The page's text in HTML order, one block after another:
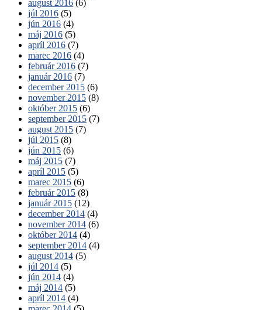
august 2016 (6)
júl 2016 (5)
jún 2016 (4)
máj 2016 (5)
apríl 2016 (7)
marec 2016 (4)
február 2016 (7)
január 2016 (7)
december 2015 (6)
november 2015 (8)
október 2015 (6)
september 2015 (7)
august 2015 (7)
júl 2015 (8)
jún 2015 (6)
máj 2015 (7)
apríl 2015 (5)
marec 2015 (6)
február 2015 (8)
január 2015 (12)
december 2014 (4)
november 2014 (6)
október 2014 (4)
september 2014 (4)
august 2014 (5)
júl 2014 (5)
jún 2014 (4)
máj 2014 (5)
apríl 2014 (4)